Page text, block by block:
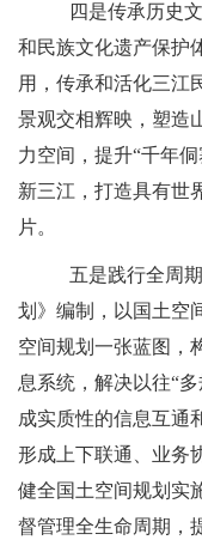
四是传承历史
和民族文化遗产保护
用，传承和活化三江
景观交相辉映，塑造
力空间，提升“千年
新三江，打造具有世
片。
五是践行全周
划》编制
， 以国土空
空间规划一张蓝图，
息系统，解决以往“
成实质性的信息互通
形成上下联通、业务
健全国土空间规划实
督管理全生命周期，